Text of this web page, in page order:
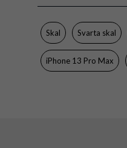
Egenskaper
Färg
Material
Varumärke
Skal Svarta skal
iPhone 13 Pro Max